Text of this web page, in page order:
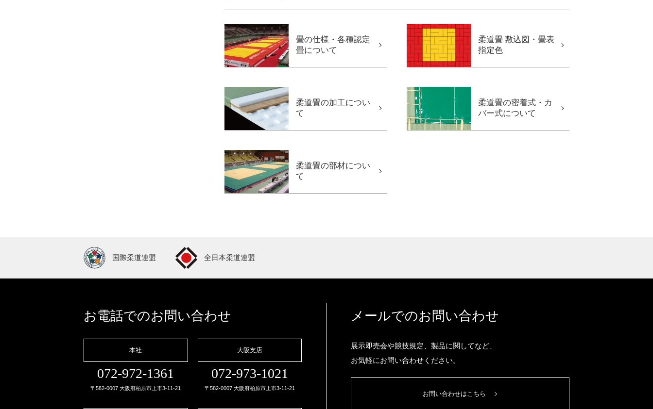
畳の仕様・各種認定
畳について
柔道畳 敷込図・畳表
指定色
柔道畳の加工につい
て
柔道畳の密着式・カ
バー式について
柔道畳の部材につい
て
国際柔道連盟 全日本柔道連盟
お電話でのお問い合わせ
本社
072-972-1361
〒582-0007 大阪府柏原市上市3-11-21
大阪支店
072-973-1021
〒582-0007 大阪府柏原市上市3-11-21
メールでのお問い合わせ
展示即売会や競技規定、製品に関してなど、
お気軽にお問い合わせください。
お問い合わせはこちら